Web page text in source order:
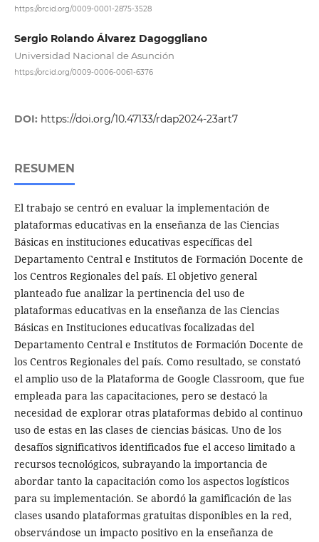
https://orcid.org/0009-0001-2875-3528
Sergio Rolando Álvarez Dagoggliano
Universidad Nacional de Asunción
https://orcid.org/0009-0006-0061-6376
DOI: https://doi.org/10.47133/rdap2024-23art7
RESUMEN
El trabajo se centró en evaluar la implementación de
plataformas educativas en la enseñanza de las Ciencias
Básicas en instituciones educativas específicas del
Departamento Central e Institutos de Formación Docente de
los Centros Regionales del país. El objetivo general
planteado fue analizar la pertinencia del uso de
plataformas educativas en la enseñanza de las Ciencias
Básicas en Instituciones educativas focalizadas del
Departamento Central e Institutos de Formación Docente de
los Centros Regionales del país. Como resultado, se constató
el amplio uso de la Plataforma de Google Classroom, que fue
empleada para las capacitaciones, pero se destacó la
necesidad de explorar otras plataformas debido al continuo
uso de estas en las clases de ciencias básicas. Uno de los
desafíos significativos identificados fue el acceso limitado a
recursos tecnológicos, subrayando la importancia de
abordar tanto la capacitación como los aspectos logísticos
para su implementación. Se abordó la gamificación de las
clases usando plataformas gratuitas disponibles en la red,
observándose un impacto positivo en la enseñanza de